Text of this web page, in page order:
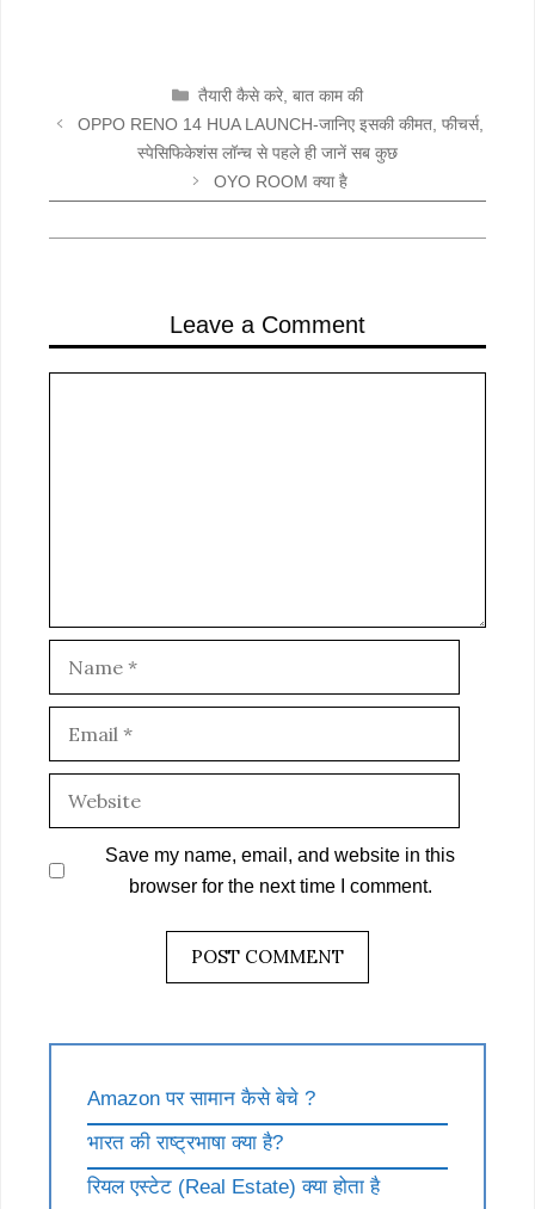
CATEGORIES
तैयारी कैसे करे, बात काम की
OPPO RENO 14 HUA LAUNCH-जानिए इसकी कीमत, फीचर्स,
स्पेसिफिकेशंस लॉन्च से पहले ही जानें सब कुछ
OYO ROOM क्या है
Leave a Comment
Save my name, email, and website in this
browser for the next time I comment.
Amazon पर सामान कैसे बेचे ?
भारत की राष्ट्रभाषा क्या है?
रियल एस्टेट (Real Estate) क्या होता है